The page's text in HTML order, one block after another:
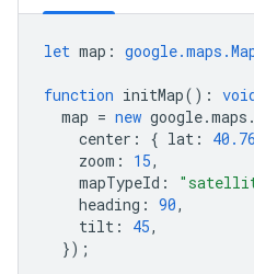
let map :
function initMap() :
map = new google.maps .
center : { lat : 40.76
zoom : 15,
mapTypeId :
heading : 90,
tilt : 45,
});